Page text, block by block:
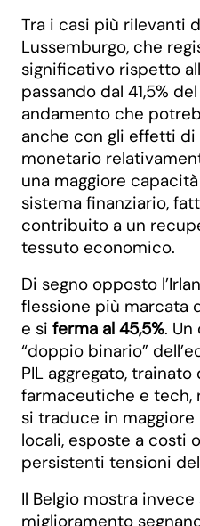
Tra i casi più rilevanti
Lussemburgo, che
significativo rispetto
passando dal 41,5%
andamento che
anche con gli effetti
monetario
una maggiore
sistema finanziario,
contribuito a un
tessuto economico.
Di segno opposto
flessione più marcata
e si ferma al 45,5%.
“doppio binario”
PIL aggregato,
farmaceutiche e tech,
si traduce in
locali, esposte a costi
persistenti tensioni
Il Belgio mostra invece
miglioramento